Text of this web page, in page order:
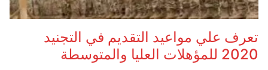
تعرف علي مواعيد التقديم في التجنيد
2020 للمؤهلات العليا والمتوسطة